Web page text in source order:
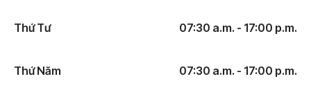
Thứ Tư 07:30 a.m. - 17:00 p.m.
Thứ Năm 07:30 a.m. - 17:00 p.m.